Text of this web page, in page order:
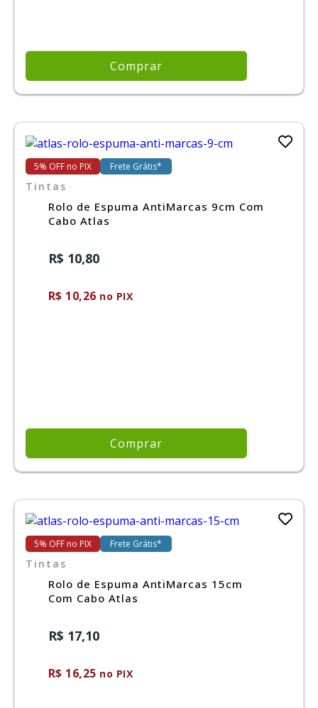
Comprar
5% OFF no PIX Frete Grátis*
Tintas
Rolo de Espuma AntiMarcas 9cm Com
Cabo Atlas
R$ 10,80
R$ 10,26 no PIX
Comprar
5% OFF no PIX Frete Grátis*
Tintas
Rolo de Espuma AntiMarcas 15cm
Com Cabo Atlas
R$ 17,10
R$ 16,25 no PIX